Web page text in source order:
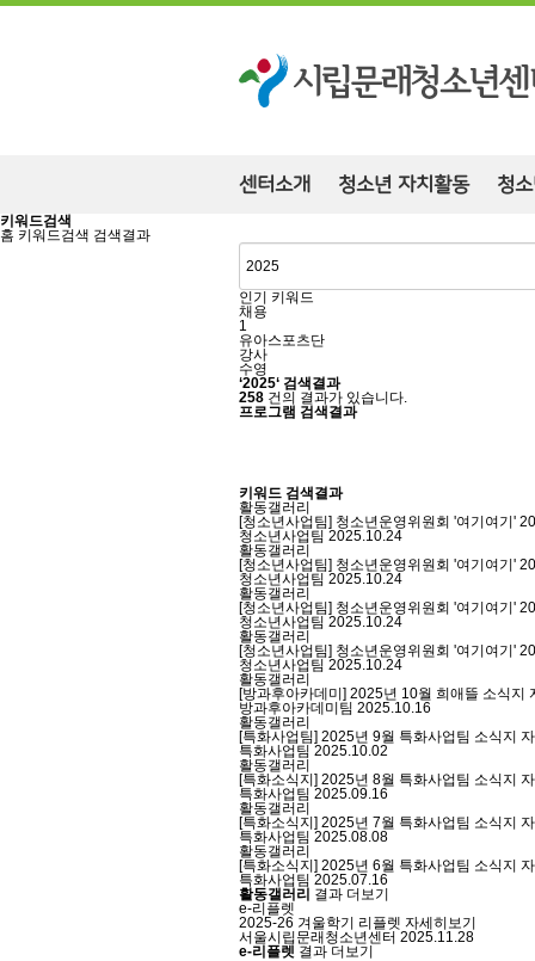
센터소개 청소년 자치활동 청
키워드검색
홈 키워드검색 검색결과
인기 키워드
채용
1
유아스포츠단
강사
수영
‘2025‘ 검색결과
258 건의 결과가 있습니다.
프로그램 검색결과
키워드 검색결과
활동갤러리
[청소년사업팀] 청소년운영위원회 '여기여기'
청소년사업팀 2025.10.24
활동갤러리
[청소년사업팀] 청소년운영위원회 '여기여기'
청소년사업팀 2025.10.24
활동갤러리
[청소년사업팀] 청소년운영위원회 '여기여기'
청소년사업팀 2025.10.24
활동갤러리
[청소년사업팀] 청소년운영위원회 '여기여기'
청소년사업팀 2025.10.24
활동갤러리
[방과후아카데미] 2025년 10월 희애뜰 소식지
방과후아카데미팀 2025.10.16
활동갤러리
[특화사업팀] 2025년 9월 특화사업팀 소식지
특화사업팀 2025.10.02
활동갤러리
[특화소식지] 2025년 8월 특화사업팀 소식지
특화사업팀 2025.09.16
활동갤러리
[특화소식지] 2025년 7월 특화사업팀 소식지
특화사업팀 2025.08.08
활동갤러리
[특화소식지] 2025년 6월 특화사업팀 소식지
특화사업팀 2025.07.16
활동갤러리 결과 더보기
e-리플렛
2025-26 겨울학기 리플렛 자세히보기
서울시립문래청소년센터 2025.11.28
e-리플렛 결과 더보기